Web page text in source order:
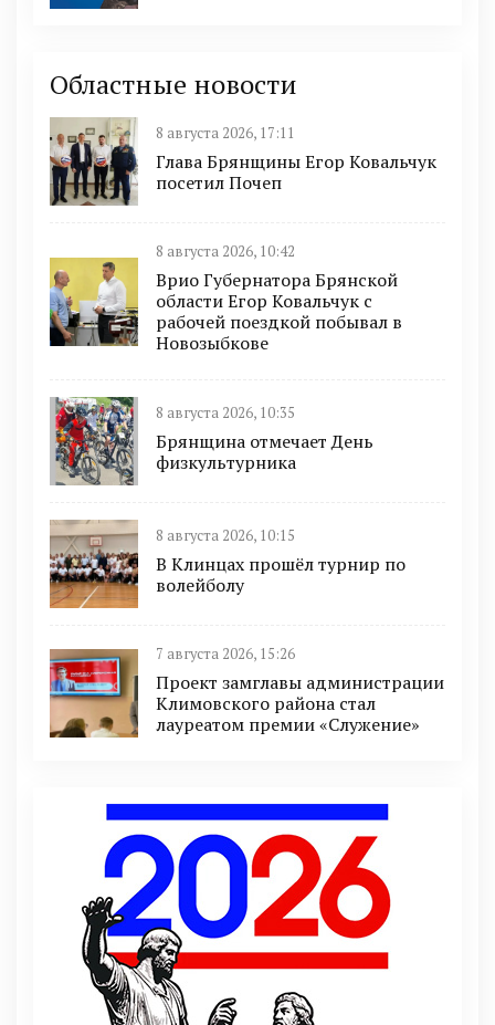
Областные новости
8 августа 2026, 17:11
Глава Брянщины Егор Ковальчук
посетил Почеп
8 августа 2026, 10:42
Врио Губернатора Брянской
области Егор Ковальчук с
рабочей поездкой побывал в
Новозыбкове
8 августа 2026, 10:35
Брянщина отмечает День
физкультурника
8 августа 2026, 10:15
В Клинцах прошёл турнир по
волейболу
7 августа 2026, 15:26
Проект замглавы администрации
Климовского района стал
лауреатом премии «Служение»